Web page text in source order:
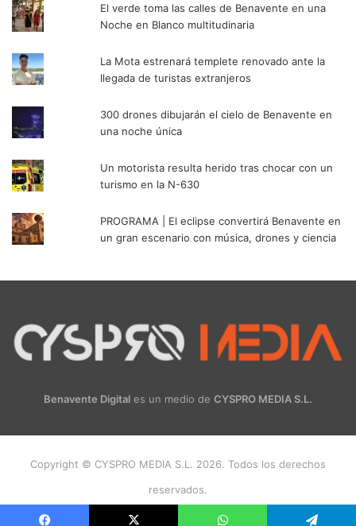
El verde toma las calles de Benavente en una
Noche en Blanco multitudinaria
La Mota estrenará templete renovado ante la
llegada de turistas extranjeros
300 drones dibujarán el cielo de Benavente en
una noche única
Un motorista resulta herido tras chocar con un
turismo en la N-630
PROGRAMA | El eclipse convertirá Benavente en
un gran escenario con música, drones y ciencia
Benavente Digital es un medio de CYSPRO MEDIA S.L.
Copyright © CYSPRO MEDIA S.L. 2026. Todos los derechos
reservados.